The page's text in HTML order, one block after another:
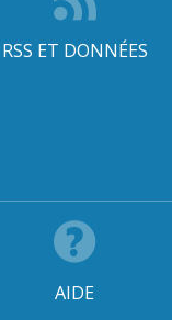
RSS ET DONNÉES
AIDE